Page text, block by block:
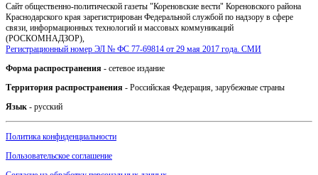
Сайт общественно-политической газеты "Кореновские вести" Кореновского района
Краснодарского края зарегистрирован Федеральной службой по надзору в сфере
связи, информационных технологий и массовых коммуникаций
(РОСКОМНАДЗОР),
Регистрационный номер ЭЛ № ФС 77-69814 от 29 мая 2017 года. СМИ
Форма распространения - сетевое издание
Территория распространения - Российская Федерация, зарубежные страны
Язык - русский
Политика конфиденциальности
Пользовательское соглашение